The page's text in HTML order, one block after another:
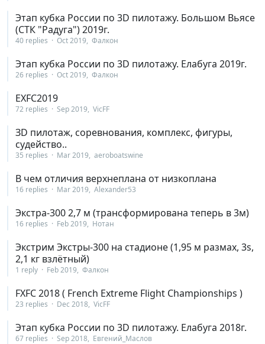
Этап кубка России по 3D пилотажу. Большом Вьясе
(СТК "Радуга") 2019г.
40 replies Oct 2019 Фалкон
Этап кубка России по 3D пилотажу. Елабуга 2019г.
26 replies Oct 2019 Фалкон
EXFC2019
72 replies Sep 2019 VicFF
ЗD пилотаж, соревнования, комплекс, фигуры,
судейство..
35 replies Mar 2019 aeroboatswine
В чем отличия верхнеплана от низкоплана
16 replies Mar 2019 Alexander53
Экстра-300 2,7 м (трансформирована теперь в 3м)
16 replies Feb 2019 Нотан
Экстрим Экстры-300 на стадионе (1,95 м размах, 3s,
2,1 кг взлётный)
1 reply Feb 2019 Фалкон
FXFC 2018 ( French Extreme Flight Championships )
23 replies Dec 2018 VicFF
Этап кубка России по 3D пилотажу. Елабуга 2018г.
67 replies Sep 2018 Евгений_Маслов